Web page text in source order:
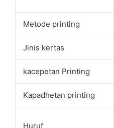
Metode printing
Jinis kertas
kacepetan Printing
Kapadhetan printing
Huruf